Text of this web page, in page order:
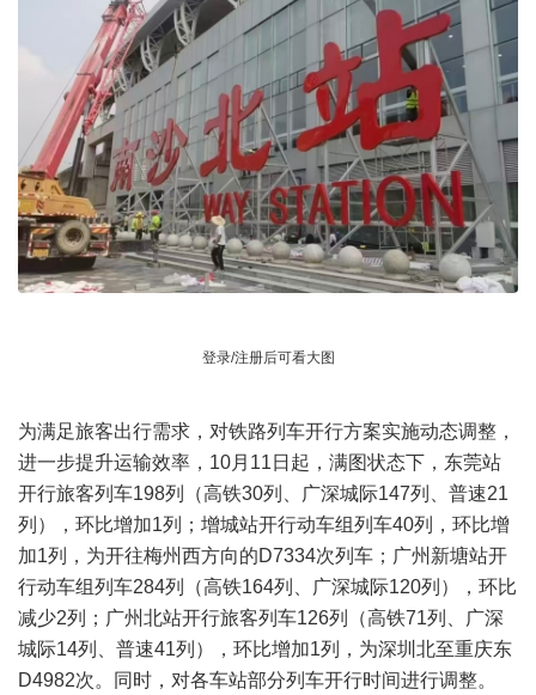
登录/注册后可看大图
为满足旅客出行需求，对铁路列车开行方案实施动态调整，
进一步提升运输效率，10月11日起，满图状态下，东莞站
开行旅客列车198列（高铁30列、广深城际147列、普速21
列），环比增加1列；增城站开行动车组列车40列，环比增
加1列，为开往梅州西方向的D7334次列车；广州新塘站开
行动车组列车284列（高铁164列、广深城际120列），环比
减少2列；广州北站开行旅客列车126列（高铁71列、广深
城际14列、普速41列），环比增加1列，为深圳北至重庆东
D4982次。同时，对各车站部分列车开行时间进行调整。